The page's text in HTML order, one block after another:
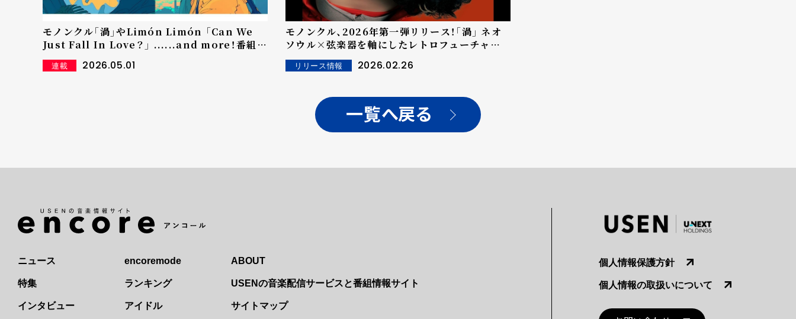
モノンクル「渦」やLimón Limón 「Can We
Just Fall In Love？」 ......and more！――番組デ
ィレクターのおすすめアーティスト＆新曲をピ
ックアップ
連載 2026.05.01
モノンクル、2026年第一弾リリース！「渦」 ネオ
ソウル×弦楽器を軸にしたレトロフューチャー
なサウンドで描く オルタナティブ・ポップ
リリース情報 2026.02.26
一覧へ戻る
ニュース
特集
インタビュー
encoremode
ランキング
アイドル
ABOUT
USENの音楽配信サービスと番組情報サイト
サイトマップ
個人情報保護方針
個人情報の取扱いについて